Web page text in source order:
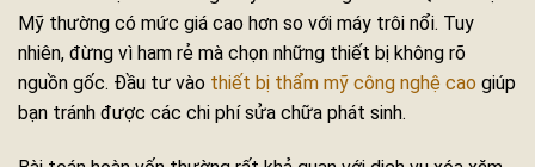
Mỹ thường có mức giá cao hơn so với máy trôi nổi. Tuy
nhiên, đừng vì ham rẻ mà chọn những thiết bị không rõ
nguồn gốc. Đầu tư vào thiết bị thẩm mỹ công nghệ cao giúp
bạn tránh được các chi phí sửa chữa phát sinh.